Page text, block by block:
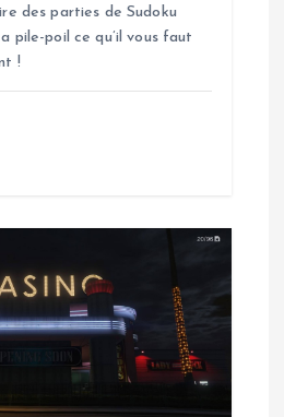
des parties de Sudoku
pile-poil ce qu’il vous faut
!